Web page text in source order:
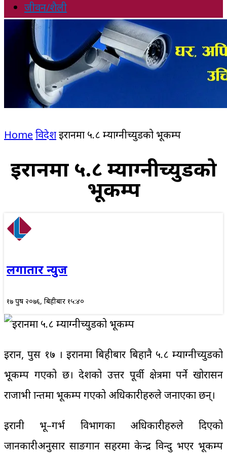
जीवन/शैली
Home विदेशइरानमा ५.८ म्याग्नीच्युडको भूकम्प
इरानमा ५.८ म्याग्नीच्युडको
भूकम्प
लगातार न्युज
१७ पुष २०७६, बिहीबार १५:४०
इरान, पुस १७ । इरानमा बिहीबार बिहानै ५.८ म्याग्नीच्युडको
भूकम्प गएको छ। देशको उत्तर पूर्वी क्षेत्रमा पर्ने खोरासन
राजाभी प्रान्तमा भूकम्प गएको अधिकारीहरुले जनाएका छन्।
इरानी भू–गर्भ विभागका अधिकारीहरुले दिएको
जानकारीअनुसार साङगान सहरमा केन्द्र विन्दु भएर भूकम्प